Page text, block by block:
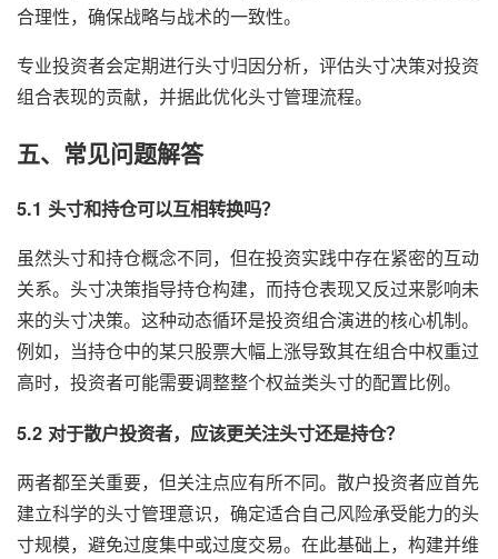
合理性，确保战略与战术的一致性。
专业投资者会定期进行头寸归因分析，评估头寸决策对投资
组合表现的贡献，并据此优化头寸管理流程。
五、常见问题解答
5.1 头寸和持仓可以互相转换吗？
虽然头寸和持仓概念不同，但在投资实践中存在紧密的互动
关系。头寸决策指导持仓构建，而持仓表现又反过来影响未
来的头寸决策。这种动态循环是投资组合演进的核心机制。
例如，当持仓中的某只股票大幅上涨导致其在组合中权重过
高时，投资者可能需要调整整个权益类头寸的配置比例。
5.2 对于散户投资者，应该更关注头寸还是持仓？
两者都至关重要，但关注点应有所不同。散户投资者应首先
建立科学的头寸管理意识，确定适合自己风险承受能力的头
寸规模，避免过度集中或过度交易。在此基础上，构建并维